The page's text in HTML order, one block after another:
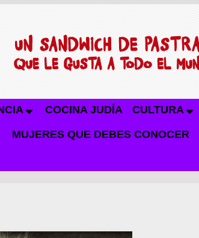
COCINA JUDÍA CULTURA
MUJERES QUE DEBES CONOCER